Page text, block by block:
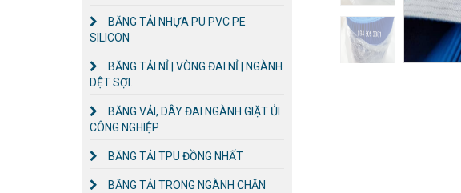
BĂNG TẢI NHỰA PU PVC PE
SILICON
BĂNG TẢI NỈ | VÒNG ĐAI NỈ | NGÀNH
DỆT SỢI.
BĂNG VẢI, DÂY ĐAI NGÀNH GIẶT ỦI
CÔNG NGHIỆP
BĂNG TẢI TPU ĐỒNG NHẤT
BĂNG TẢI TRONG NGÀNH CHĂN